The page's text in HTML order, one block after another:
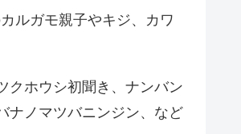
ルガモ親子やキジ、カワ
ホウシ初聞き、ナンバン
ナノマツバニンジン、など